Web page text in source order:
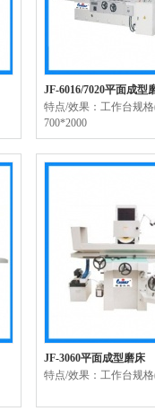
JF-6016/7020平面成型
特点/效果：工作台规格
700*2000
JF-3060平面成型磨床
特点/效果：工作台规